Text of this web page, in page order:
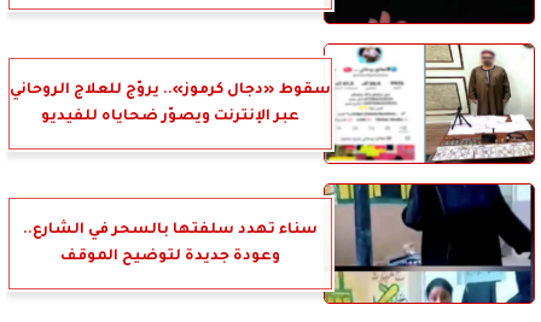
سقوط «دجال كرموز».. يروّج للعلاج الروحاني
عبر الإنترنت ويصوّر ضحاياه للفيديو
سناء تهدد سلفتها بالسحر في الشارع..
وعودة جديدة لتوضيح الموقف